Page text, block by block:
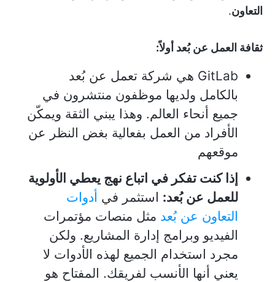
التعاون.
ثقافة العمل عن بُعد أولاً:
GitLab هي شركة تعمل عن بُعد
بالكامل ولديها موظفون منتشرون في
جميع أنحاء العالم. وهذا يبني الثقة ويمكّن
الأفراد من العمل بفعالية بغض النظر عن
موقعهم
إذا كنت تفكر في اتباع نهج يعطي الأولوية
للعمل عن بُعد: استثمر في أدوات
التعاون عن بُعد مثل منصات مؤتمرات
الفيديو وبرامج إدارة المشاريع. ولكن
مجرد استخدام الجميع لهذه الأدوات لا
يعني أنها الأنسب لفريقك. المفتاح هو